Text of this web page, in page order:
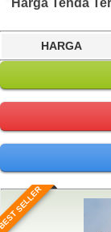
Harga Tenda
HARGA
SELLER